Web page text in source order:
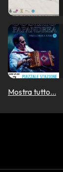
Mostra tutto...